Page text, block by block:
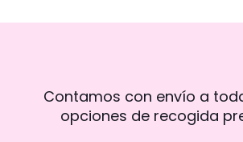
Contamos con envío a
opciones de recogida